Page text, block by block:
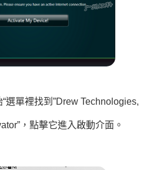
選單裡找到”Drew Technologies,
，點擊它進入啟動介面。